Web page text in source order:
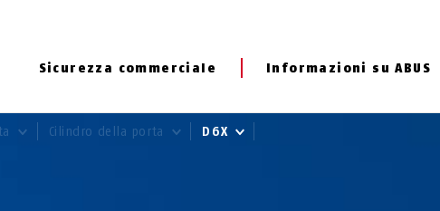
Sicurezza commerciale Informazioni su ABUS
Cilindro della porta D6X